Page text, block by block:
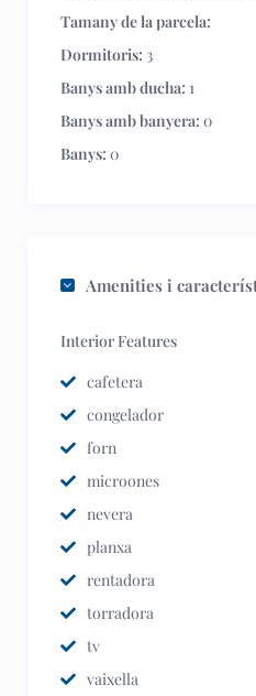
Tamany de la parcela:
Dormitoris: 3
Banys amb ducha: 1
Banys amb banyera: 0
Banys: 0
Amenities i
Interior Features
cafetera
congelador
forn
microones
nevera
planxa
rentadora
torradora
tv
vaixella